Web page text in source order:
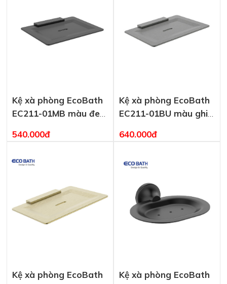
Kệ xà phòng EcoBath
EC211-01MB màu đen
540.000đ
Kệ xà phòng EcoBath
EC211-01BU màu ghi
640.000đ
Kệ xà phòng EcoBath
Kệ xà phòng EcoBath